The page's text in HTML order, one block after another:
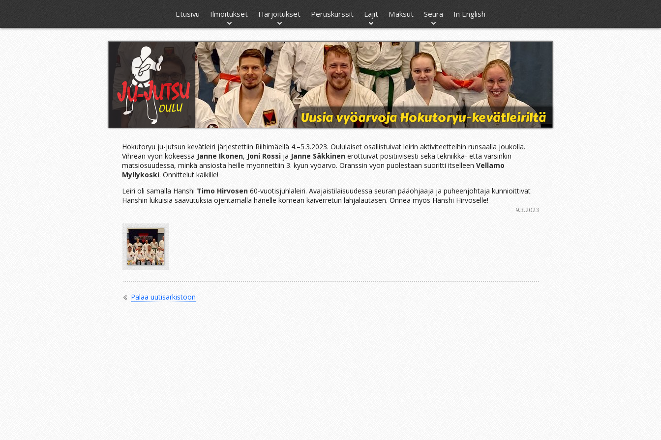
Etusivu Ilmoitukset Harjoitukset Peruskurssit Lajit Maksut Seura In English
Uusia vyöarvoja Hokutoryu-kevätleiriltä
Hokutoryu ju-jutsun kevätleiri järjestettiin Riihimäellä 4.–5.3.2023. Oululaiset osallistuivat leirin aktiviteetteihin runsaalla joukolla.
Vihreän vyön kokeessa Janne Ikonen, Joni Rossi ja Janne Säkkinen erottuivat positiivisesti sekä tekniikka- että varsinkin
matsiosuudessa, minkä ansiosta heille myönnettiin 3. kyun vyöarvo. Oranssin vyön puolestaan suoritti itselleen Vellamo
Myllykoski. Onnittelut kaikille!
Leiri oli samalla Hanshi Timo Hirvosen 60-vuotisjuhlaleiri. Avajaistilaisuudessa seuran pääohjaaja ja puheenjohtaja kunnioittivat
Hanshin lukuisia saavutuksia ojentamalla hänelle komean kaiverretun lahjalautasen. Onnea myös Hanshi Hirvoselle!
9.3.2023
Palaa uutisarkistoon